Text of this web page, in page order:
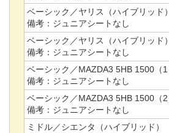
ベーシック／ヤリス（ハイブリッド
備考： ジュニアシートなし
ベーシック／ヤリス（ハイブリッド
備考： ジュニアシートなし
ベーシック／MAZDA3 5HB 1500（1
備考： ジュニアシートなし
ベーシック／MAZDA3 5HB 1500（2
備考： ジュニアシートなし
ミドル／シエンタ（ハイブリッド）